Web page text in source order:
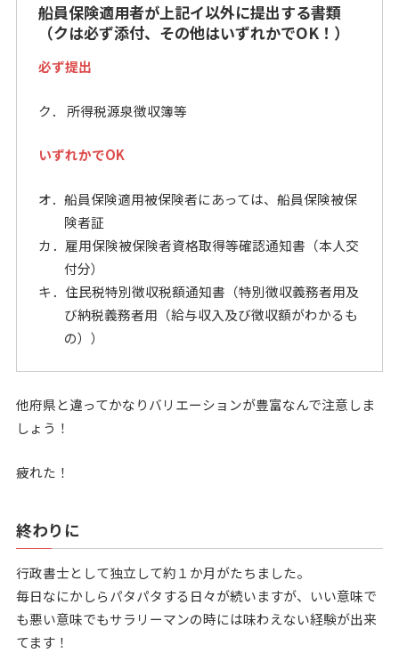
船員保険適用者が上記イ以外に提出する書類
（クは必ず添付、その他はいずれかでOK！）
必ず提出
ク． 所得税源泉徴収簿等
いずれかでOK
オ．船員保険適用被保険者にあっては、船員保険被保
険者証
カ．雇用保険被保険者資格取得等確認通知書（本人交
付分）
キ．住民税特別徴収税額通知書（特別徴収義務者用及
び納税義務者用（給与収入及び徴収額がわかるも
の））
他府県と違ってかなりバリエーションが豊富なんで注意しま
しょう！
疲れた！
終わりに
行政書士として独立して約１か月がたちました。
毎日なにかしらパタパタする日々が続いますが、いい意味で
も悪い意味でもサラリーマンの時には味わえない経験が出来
てます！